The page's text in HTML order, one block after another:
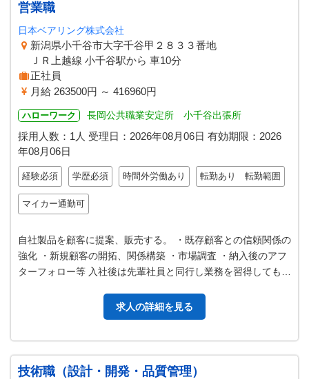
営業職
日本ベアリング株式会社
新潟県小千谷市大字千谷甲２８３３番地
ＪＲ上越線 小千谷駅から 車10分
正社員
月給 263500円 ～ 416960円
ハローワーク 長岡公共職業安定所 小千谷出張所
採用人数：1人 受理日： 2026年08月06日 有効期限： 2026
年08月06日
経験必須 学歴必須 時間外労働あり 転勤あり 転勤範囲
マイカー通勤可
自社製品を顧客に提案、販売する。 ・既存顧客との信頼関係の
強化 ・新規顧客の開拓、関係構築 ・市場調査 ・納入後のアフ
ターフォロー等 入社後は先輩社員と同行し業務を習得してもら
求人の詳細を見る
技術職（設計・開発・品質管理）